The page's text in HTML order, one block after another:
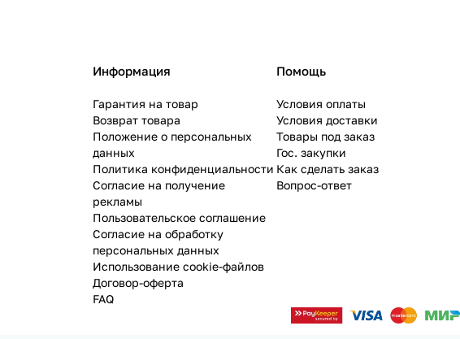
Информация
Гарантия на товар
Возврат товара
Положение о персональных
данных
Политика конфиденциальности
Согласие на получение
рекламы
Пользовательское соглашение
Согласие на обработку
персональных данных
Использование cookie-файлов
Договор-оферта
FAQ
Помощь
Условия оплаты
Условия доставки
Товары под заказ
Гос. закупки
Как сделать заказ
Вопрос-ответ